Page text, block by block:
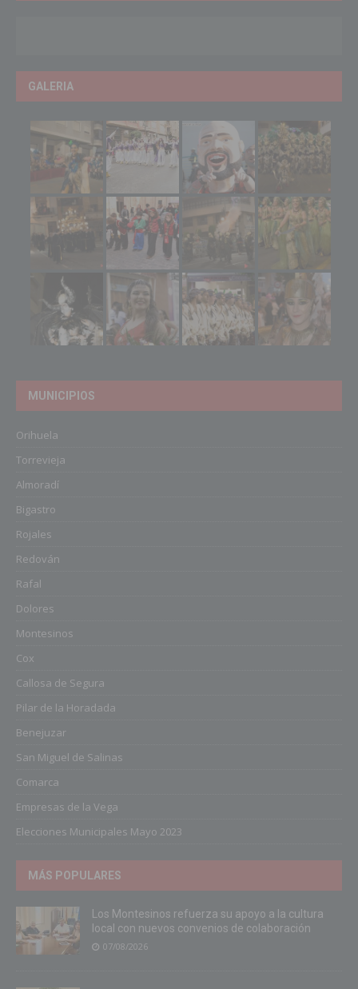
GALERIA
MUNICIPIOS
Orihuela
Torrevieja
Almoradí
Bigastro
Rojales
Redován
Rafal
Dolores
Montesinos
Cox
Callosa de Segura
Pilar de la Horadada
Benejuzar
San Miguel de Salinas
Comarca
Empresas de la Vega
Elecciones Municipales Mayo 2023
MÁS POPULARES
Los Montesinos refuerza su apoyo a la cultura
local con nuevos convenios de colaboración
07/08/2026